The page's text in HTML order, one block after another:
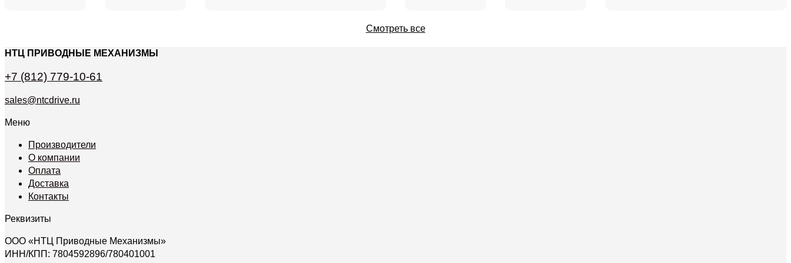
Смотреть все
НТЦ ПРИВОДНЫЕ МЕХАНИЗМЫ
+7 (812) 779-10-61
sales@ntcdrive.ru
Меню
Производители
О компании
Оплата
Доставка
Контакты
Реквизиты
ООО «НТЦ Приводные Механизмы»
ИНН/КПП: 7804592896/780401001